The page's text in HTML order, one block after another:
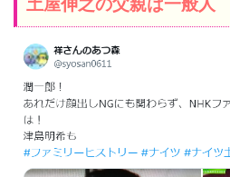
土屋伸之の父親は一般人